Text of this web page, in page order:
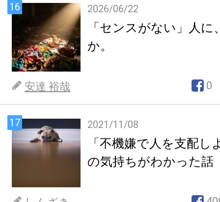
16 2026/06/22
「センスがない」人
か。
安達 裕哉 0
17 2021/11/08
「不機嫌で人を支配し
の気持ちがわかった話